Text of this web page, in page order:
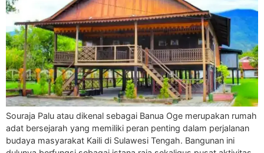
Souraja Palu atau dikenal sebagai Banua Oge merupakan rumah
adat bersejarah yang memiliki peran penting dalam perjalanan
budaya masyarakat Kaili di Sulawesi Tengah. Bangunan ini